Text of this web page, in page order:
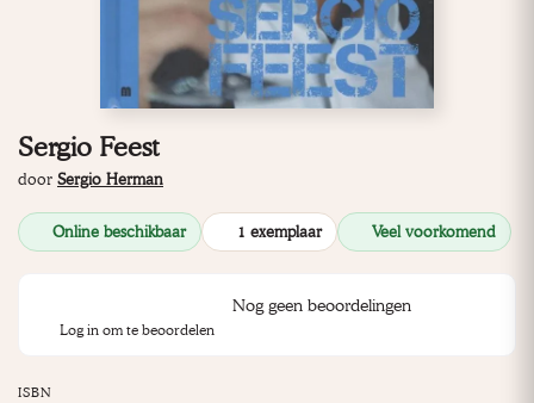
Sergio Feest
door Sergio Herman
Online beschikbaar 1 exemplaar Veel voorkomend
Nog geen beoordelingen
Log in om te beoordelen
ISBN